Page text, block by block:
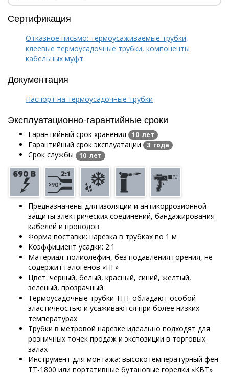
Сертификация
Отказное письмо: термоусаживаемые трубки,
клеевые термоусадочные трубки, компоненты
кабельных муфт
Документация
Паспорт на термоусадочные трубки
Эксплуатационно-гарантийные сроки
Гарантийный срок хранения 10 лет
Гарантийный срок эксплуатации 3 года
Срок службы 10 лет
Предназначены для изоляции и антикоррозионной
защиты электрических соединений, бандажирования
кабелей и проводов
Форма поставки: нарезка в трубках по 1 м
Коэффициент усадки: 2:1
Материал: полиолефин, без подавления горения, не
содержит галогенов «HF»
Цвет: черный, белый, красный, синий, желтый,
зеленый, прозрачный
Термоусадочные трубки ТНТ обладают особой
эластичностью и усаживаются при более низких
температурах
Трубки в метровой нарезке идеально подходят для
розничных точек продаж и экспозиции в торговых
залах
Инструмент для монтажа: высокотемпературный фен
ТТ-1800 или портативные бутановые горелки «КВТ»